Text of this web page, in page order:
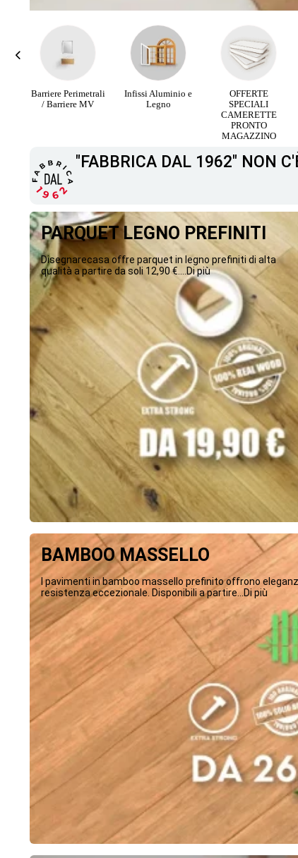
Infissi Aluminio e
Legno
OFFERTE
SPECIALI
Parquet Maxi
Plancia 3 Strip da
12,90 €
"FABBRICA DAL 1962" NON
PARQUET LEGNO PREFINITI
Disegnarecasa offre parquet in legno prefiniti di alta
qualità a partire da soli 12,90 €....Di più
BAMBOO MASSELLO
I pavimenti in bamboo massello prefinito offrono
resistenza eccezionale. Disponibili a partire...Di più